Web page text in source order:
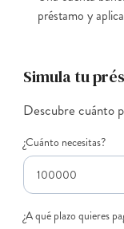
préstamo y
Simula tu
Descubre cuánto
¿Cuánto necesitas?
¿A qué plazo quieres